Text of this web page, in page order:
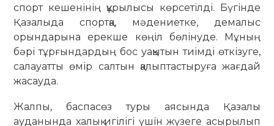
спорт кешенінің құрылысы көрсетілді. Бүгінде
Қазалыда спортқа, мәдениетке, демалыс
орындарына ерекше көңіл бөлінуде. Мұның
бәрі тұрғындардың бос уақытын тиімді өткізуге,
салауатты өмір салтын қалыптастыруға жағдай
жасауда.
Жалпы, баспасөз туры аясында Қазалы
ауданында халық игілігі үшін жүзеге асырылып